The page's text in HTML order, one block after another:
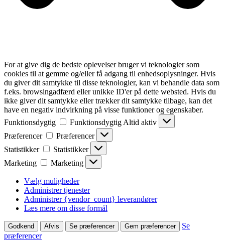
For at give dig de bedste oplevelser bruger vi teknologier som
cookies til at gemme og/eller få adgang til enhedsoplysninger. Hvis
du giver dit samtykke til disse teknologier, kan vi behandle data som
f.eks. browsingadfærd eller unikke ID'er på dette websted. Hvis du
ikke giver dit samtykke eller trækker dit samtykke tilbage, kan det
have en negativ indvirkning på visse funktioner og egenskaber.
Funktionsdygtig
Funktionsdygtig Altid aktiv
Præferencer
Præferencer
Statistikker
Statistikker
Marketing
Marketing
Vælg muligheder
Administrer tjenester
Administrer {vendor_count} leverandører
Læs mere om disse formål
Godkend Afvis Se præferencer Gem præferencer
Se
præferencer